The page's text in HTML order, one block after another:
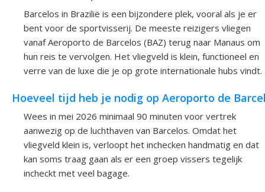
Barcelos in Brazilië is een bijzondere plek, vooral als je er
bent voor de sportvisserij. De meeste reizigers vliegen
vanaf Aeroporto de Barcelos (BAZ) terug naar Manaus om
hun reis te vervolgen. Het vliegveld is klein, functioneel en
verre van de luxe die je op grote internationale hubs vindt.
Hoeveel tijd heb je nodig op Aeroporto de
Wees in mei 2026 minimaal 90 minuten voor vertrek
aanwezig op de luchthaven van Barcelos. Omdat het
vliegveld klein is, verloopt het inchecken handmatig en dat
kan soms traag gaan als er een groep vissers tegelijk
incheckt met veel bagage.